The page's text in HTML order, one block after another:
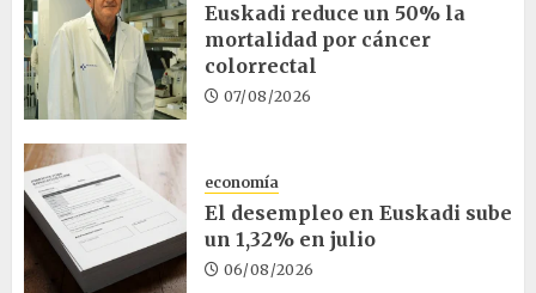
Euskadi reduce un 50% la
mortalidad por cáncer
colorrectal
07/08/2026
economía
El desempleo en Euskadi sube
un 1,32% en julio
06/08/2026